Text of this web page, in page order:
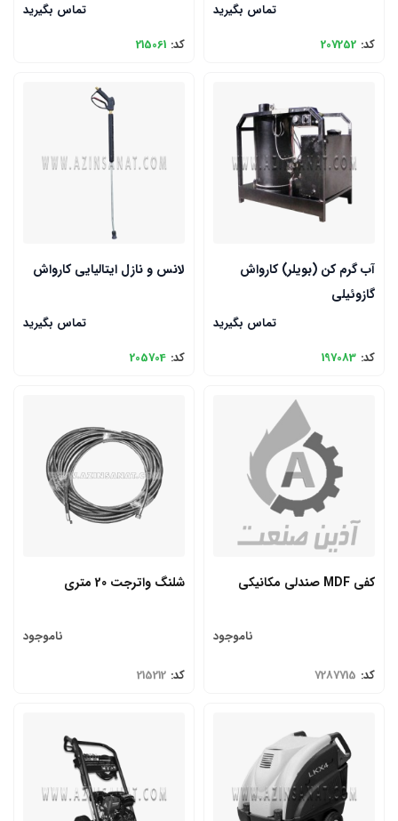
تماس بگیرید
کد: 207252
تماس بگیرید
کد: 215061
آب گرم کن (بویلر) کارواش
گازوئیلی
تماس بگیرید
کد: 197083
لانس و نازل ایتالیایی کارواش
تماس بگیرید
کد: 205704
کفی MDF صندلی مکانیکی
ناموجود
کد: 7287715
شلنگ واترجت 20 متری
ناموجود
کد: 215212